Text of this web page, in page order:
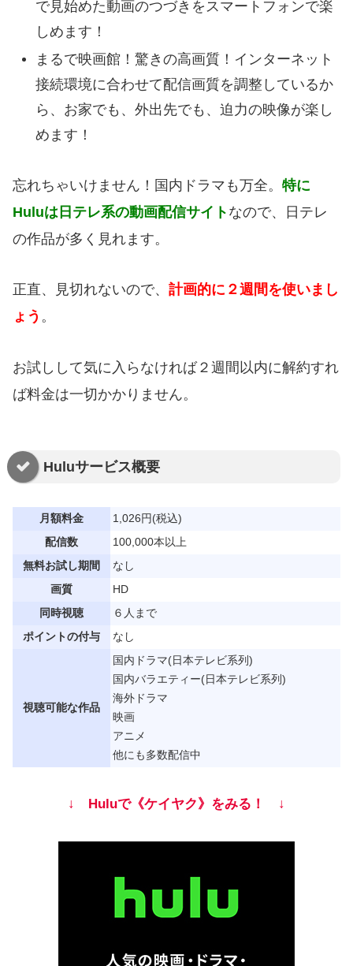
で見始めた動画のつづきをスマートフォンで楽
しめます！
まるで映画館！驚きの高画質！インターネット
接続環境に合わせて配信画質を調整しているか
ら、お家でも、外出先でも、迫力の映像が楽し
めます！
忘れちゃいけません！国内ドラマも万全。 特に
Huluは日テレ系の動画配信サイト なので、日テレ
の作品が多く見れます。
正直、見切れないので、 計画的に２週間を使いまし
ょう 。
お試しして気に入らなければ２週間以内に解約すれ
ば料金は一切かかりません。
Huluサービス概要
月額料金
1,026円(税込)
配信数
100,000本以上
無料お試し期間
なし
画質
HD
同時視聴
６人まで
ポイントの付与
なし
視聴可能な作品
国内ドラマ(日本テレビ系列)
国内バラエティー(日本テレビ系列)
海外ドラマ
映画
アニメ
他にも多数配信中
↓ Huluで《ケイヤク》をみる！ ↓